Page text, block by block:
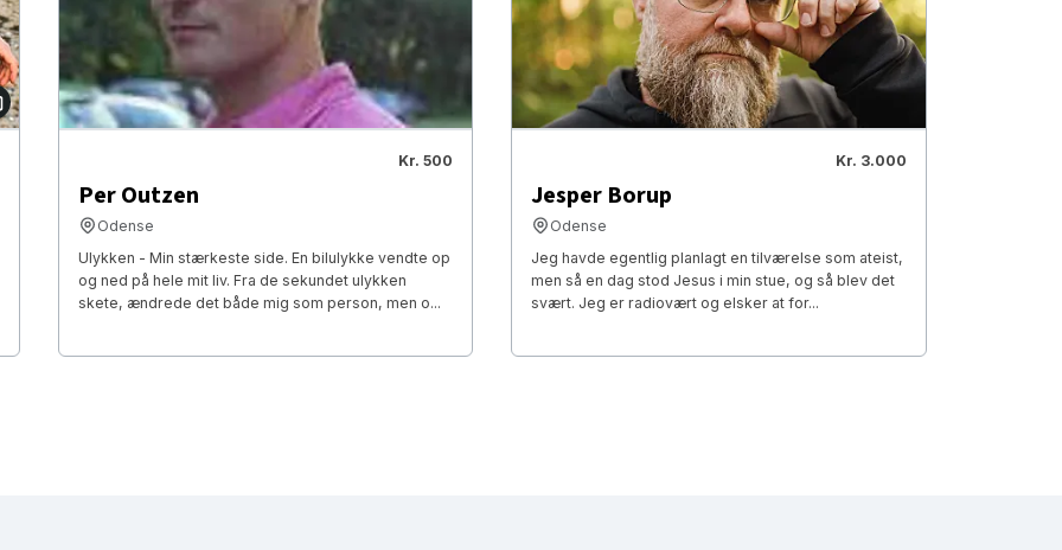
Kr. 500
Per Outzen
Odense
Ulykken - Min stærkeste side. En bilulykke vendte op
og ned på hele mit liv. Fra de sekundet ulykken
skete, ændrede det både mig som person, men o...
Kr. 3.000
Jesper Borup
Odense
Jeg havde egentlig planlagt en tilværelse som ateist,
men så en dag stod Jesus i min stue, og så blev det
svært. Jeg er radiovært og elsker at for...